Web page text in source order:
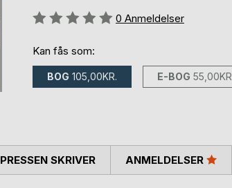
Anmeldelse::
0 Anmeldelser
Kan fås som:
BOG 105,00KR. E-BOG
PRESSEN SKRIVER ANMELDELSER